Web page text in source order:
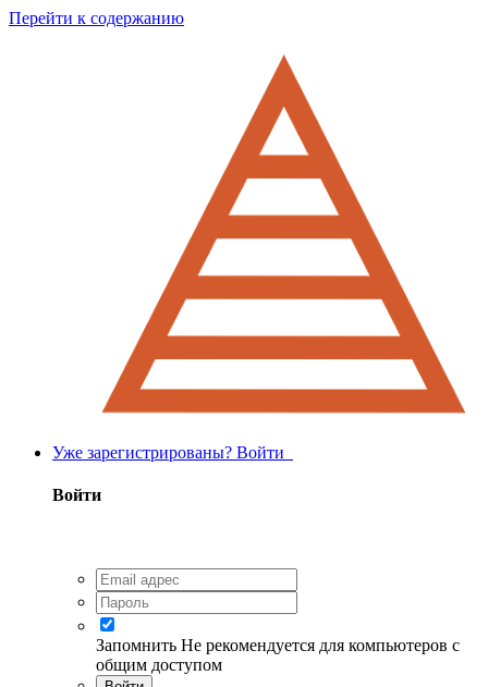
Перейти к содержанию
Уже зарегистрированы? Войти
Войти
Запомнить Не рекомендуется для компьютеров с
общим доступом